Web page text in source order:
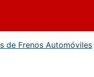
de Frenos Automóviles